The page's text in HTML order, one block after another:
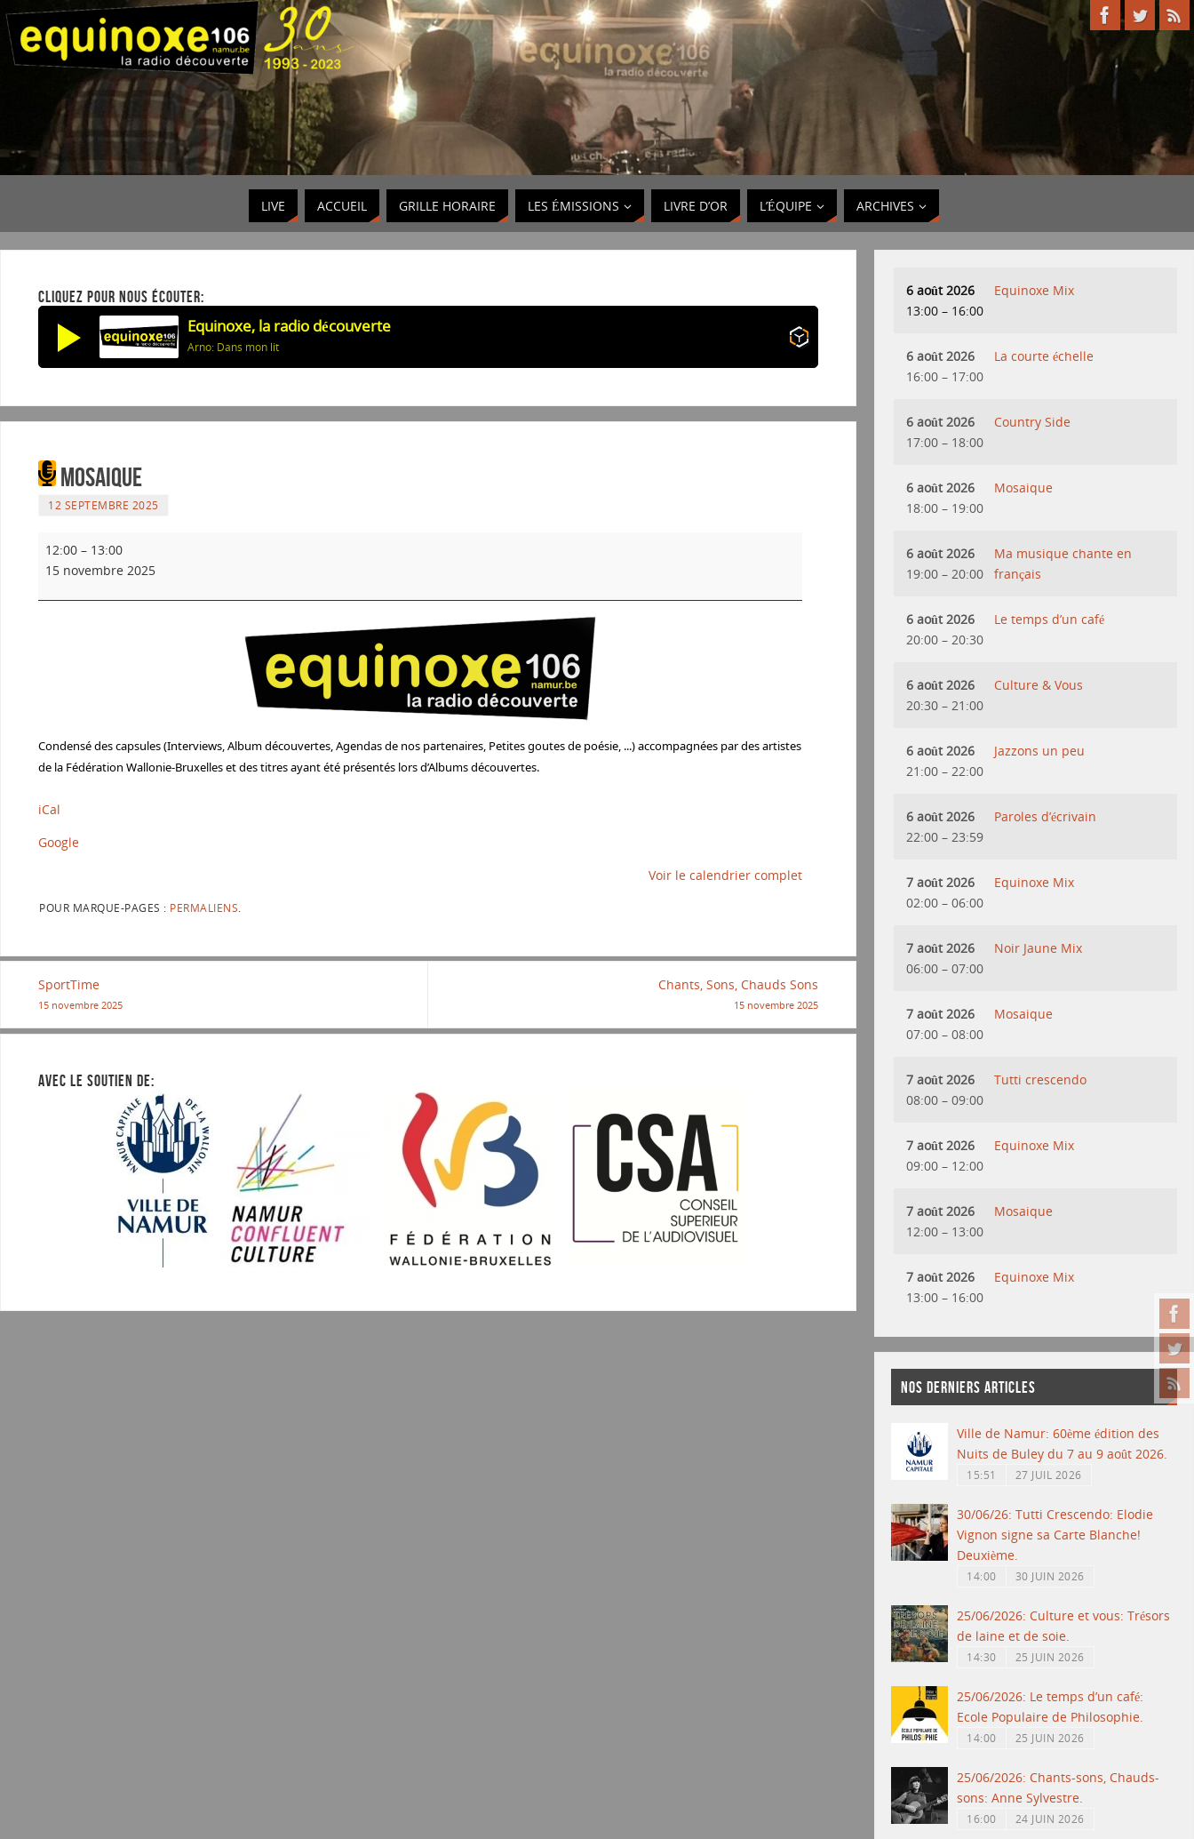
LIVE ACCUEIL GRILLE HORAIRE LES ÉMISSIONS LIVRE D’OR L’ÉQUIPE ARCHIVES
CLIQUEZ POUR NOUS ÉCOUTER:
Equinoxe, la radio découverte
Arno: Dans mon lit
Mosaique
12 SEPTEMBRE 2025
12:00 – 13:00
15 novembre 2025
Condensé des capsules (Interviews, Album découvertes, Agendas de nos partenaires, Petites goutes de poésie, ...) accompagnées par des artistes
de la Fédération Wallonie-Bruxelles et des titres ayant été présentés lors d’Albums découvertes.
iCal
Google
Voir le calendrier complet
POUR MARQUE-PAGES : PERMALIENS
SportTime
15 novembre 2025
Chants, Sons, Chauds Sons
15 novembre 2025
AVEC LE SOUTIEN DE:
6 août 2026
13:00 – 16:00
Equinoxe Mix
6 août 2026
16:00 – 17:00
La courte échelle
6 août 2026
17:00 – 18:00
Country Side
6 août 2026
18:00 – 19:00
Mosaique
6 août 2026
19:00 – 20:00
Ma musique chante en
français
6 août 2026
20:00 – 20:30
Le temps d’un café
6 août 2026
20:30 – 21:00
Culture & Vous
6 août 2026
21:00 – 22:00
Jazzons un peu
6 août 2026
22:00 – 23:59
Paroles d’écrivain
7 août 2026
02:00 – 06:00
Equinoxe Mix
7 août 2026
06:00 – 07:00
Noir Jaune Mix
7 août 2026
07:00 – 08:00
Mosaique
7 août 2026
08:00 – 09:00
Tutti crescendo
7 août 2026
09:00 – 12:00
Equinoxe Mix
7 août 2026
12:00 – 13:00
Mosaique
7 août 2026
13:00 – 16:00
Equinoxe Mix
NOS DERNIERS ARTICLES
Ville de Namur: 60ème édition des
Nuits de Buley du 7 au 9 août 2026.
15:51 27 JUIL 2026
30/06/26: Tutti Crescendo: Elodie
Vignon signe sa Carte Blanche!
Deuxième.
14:00 30 JUIN 2026
25/06/2026: Culture et vous: Trésors
de laine et de soie.
14:30 25 JUIN 2026
25/06/2026: Le temps d’un café:
Ecole Populaire de Philosophie.
14:00 25 JUIN 2026
25/06/2026: Chants-sons, Chauds-
sons: Anne Sylvestre.
16:00 24 JUIN 2026